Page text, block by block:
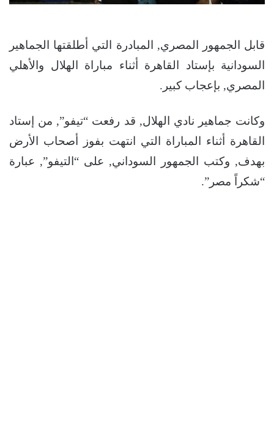
قابل الجمهور المصري, المبادرة التي أطلقتها الجماهير
السودانية بإستاد القاهرة أثناء مباراة الهلال والأهلي
المصري, بإعجاب كبير.
وكانت جماهير نادي الهلال, قد رفعت “تيفو”, من إستاد
القاهرة أثناء المباراة التي انتهت بفوز أصحاب الأرض
بهدف, وكتب الجمهور السوداني, على “التيفو”, عبارة
“شكراً مصر”.